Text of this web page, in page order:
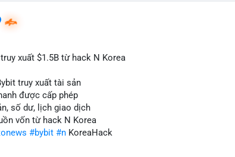
xuất $1.5B từ hack N Korea
truy xuất tài sản
được cấp phép
số dư, lịch giao dịch
vốn từ hack N Korea
#bybit #n KoreaHack